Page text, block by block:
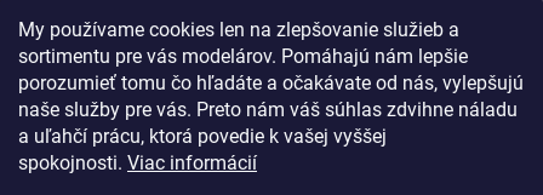
My používame cookies len na zlepšovanie služieb a
sortimentu pre vás modelárov. Pomáhajú nám lepšie
porozumieť tomu čo hľadáte a očakávate od nás, vylepšujú
naše služby pre vás. Preto nám váš súhlas zdvihne náladu
a uľahčí prácu, ktorá povedie k vašej vyššej
spokojnosti. Viac informácií
Poštová / Odberná adresa:
HT model
Na letisko 49
058 01 Poprad
Slovenská Republika